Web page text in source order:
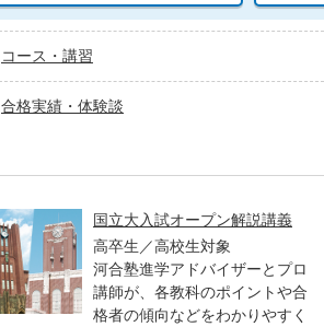
コース・講習
合格実績・体験談
国立大入試オープン解説講義
高卒生／高校生対象
河合塾進学アドバイザーとプロ
講師が、各教科のポイントや合
格者の傾向などをわかりやすく